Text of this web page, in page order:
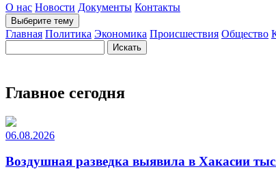
О нас Новости Документы Контакты
Выберите тему
Главная Политика Экономика Происшествия Общество
Главное сегодня
06.08.2026
Воздушная разведка выявила в Хакасии